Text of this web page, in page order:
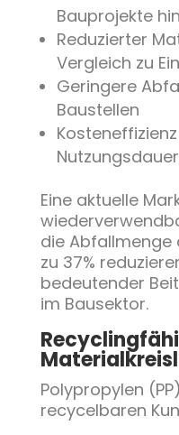
Bauprojekte
Reduzierter
Vergleich zu
Geringere
Baustellen
Nutzungsdauer
Eine aktuelle
die Abfallmenge
zu 37%
bedeutender
im Bausektor.
Polypropylen
recycelbaren